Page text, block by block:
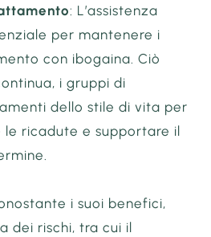
: L’assistenza
per mantenere i
con ibogaina. Ciò
i gruppi di
dello stile di vita per
ricadute e supportare il
i suoi benefici,
dei rischi, tra cui il